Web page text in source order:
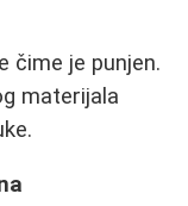
čime je punjen.
materijala